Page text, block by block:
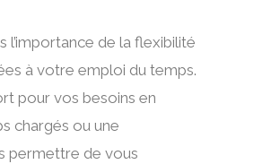
de la flexibilité
à votre emploi du temps.
pour vos besoins en
chargés ou une
permettre de vous